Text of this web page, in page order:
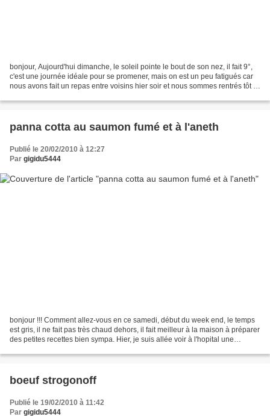
bonjour, Aujourd'hui dimanche, le soleil pointe le bout de son nez, il fait 9°,
c'est une journée idéale pour se promener, mais on est un peu fatigués car
nous avons fait un repas entre voisins hier soir et nous sommes rentrés tôt le
panna cotta au saumon fumé et à l'aneth
Publié le 20/02/2010 à 12:27
Par gigidu5444
bonjour !!! Comment allez-vous en ce samedi, début du week end, le temps
est gris, il ne fait pas très chaud dehors, il fait meilleur à la maison à préparer
des petites recettes bien sympa. Hier, je suis allée voir à l'hopital une
boeuf strogonoff
Publié le 19/02/2010 à 11:42
Par gigidu5444